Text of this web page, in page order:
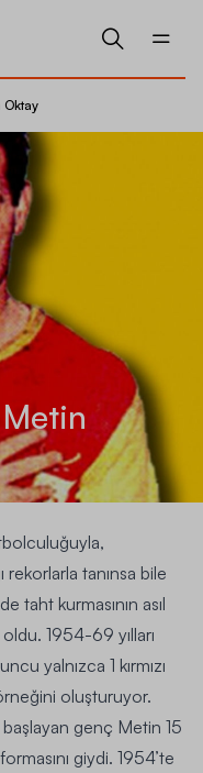
Oktay
rekorlarla tanınsa bile
taht kurmasının asıl
1954-69 yılları
yalnızca 1 kırmızı
oluşturuyor.
genç Metin 15
formasını giydi. 1954’te